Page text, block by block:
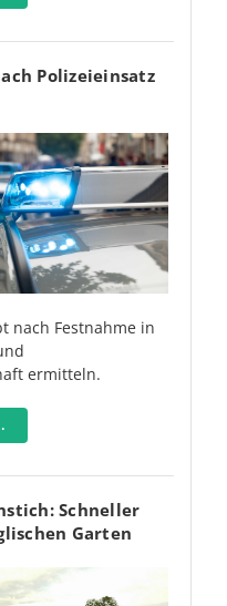
Polizeieinsatz
nach Festnahme in
ermitteln.
Schneller
Garten